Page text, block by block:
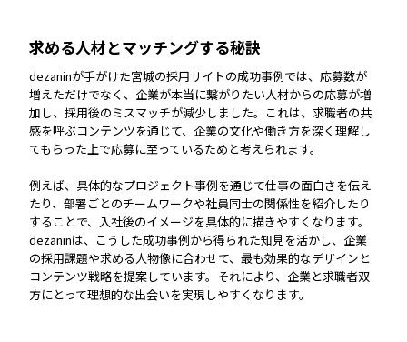
求める人材とマッチングする秘訣
dezaninが手がけた宮城の採用サイトの成功事例では、応募数が
増えただけでなく、企業が本当に繋がりたい人材からの応募が増
加し、採用後のミスマッチが減少しました。これは、求職者の共
感を呼ぶコンテンツを通じて、企業の文化や働き方を深く理解し
てもらった上で応募に至っているためと考えられます。
例えば、具体的なプロジェクト事例を通じて仕事の面白さを伝え
たり、部署ごとのチームワークや社員同士の関係性を紹介したり
することで、入社後のイメージを具体的に描きやすくなります。
dezaninは、こうした成功事例から得られた知見を活かし、企業
の採用課題や求める人物像に合わせて、最も効果的なデザインと
コンテンツ戦略を提案しています。それにより、企業と求職者双
方にとって理想的な出会いを実現しやすくなります。